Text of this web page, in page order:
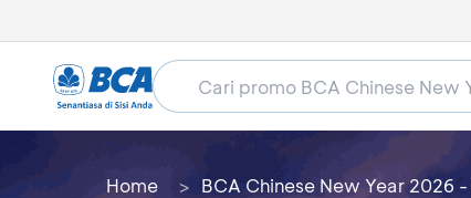
Home BCA Chinese New Year 2026